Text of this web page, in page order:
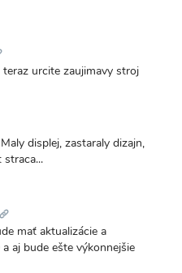
urcite zaujimavy stroj
displej, zastaraly dizajn,
odkaz
mať aktualizácie a
aj bude ešte výkonnejšie